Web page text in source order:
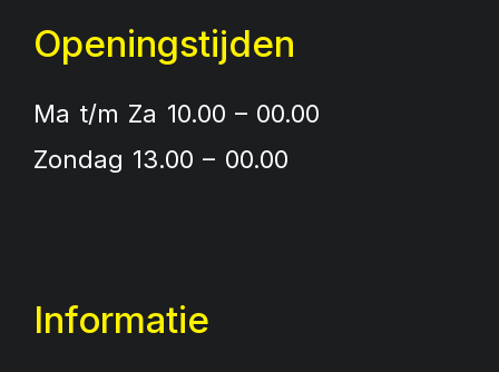
Openingstijden
Ma t/m Za 10.00 – 00.00
Zondag 13.00 – 00.00
Informatie